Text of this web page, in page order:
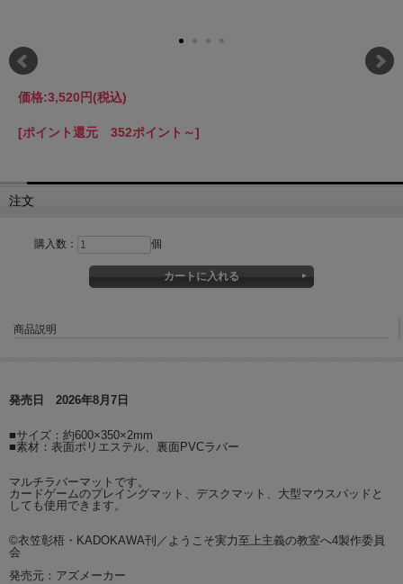
価格:3,520円(税込)
[ポイント還元 352ポイント～]
注文
購入数： 個
商品説明
発売日 2026年8月7日
■サイズ：約600×350×2mm
■素材：表面ポリエステル、裏面PVCラバー
マルチラバーマットです。
カードゲームのプレイングマット、デスクマット、大型マウスパッドと
しても使用できます。
©衣笠彰梧・KADOKAWA刊／ようこそ実力至上主義の教室へ4製作委員
会
発売元：アズメーカー